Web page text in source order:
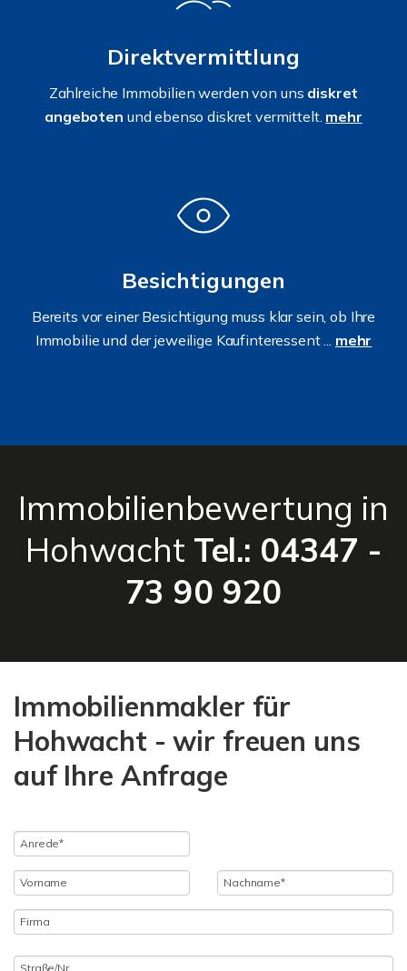
Direktvermittlung
Zahlreiche Immobilien werden von uns diskret
angeboten und ebenso diskret vermittelt. mehr
Besichtigungen
Bereits vor einer Besichtigung muss klar sein, ob Ihre
Immobilie und der jeweilige Kaufinteressent ... mehr
Immobilienbewertung in
Hohwacht Tel.: 04347 -
73 90 920
Immobilienmakler für
Hohwacht - wir freuen uns
auf Ihre Anfrage